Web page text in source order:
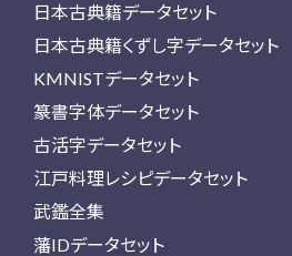
日本古典籍データセット
日本古典籍くずし字データセット
KMNISTデータセット
篆書字体データセット
古活字データセット
江戸料理レシピデータセット
武鑑全集
藩IDデータセット